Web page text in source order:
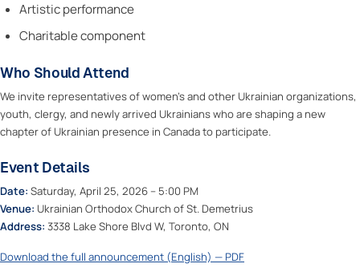
Artistic performance
Charitable component
Who Should Attend
We invite representatives of women’s and other Ukrainian organizations,
youth, clergy, and newly arrived Ukrainians who are shaping a new
chapter of Ukrainian presence in Canada to participate.
Event Details
Date: Saturday, April 25, 2026 – 5:00 PM
Venue: Ukrainian Orthodox Church of St. Demetrius
Address: 3338 Lake Shore Blvd W, Toronto, ON
Download the full announcement (English) — PDF